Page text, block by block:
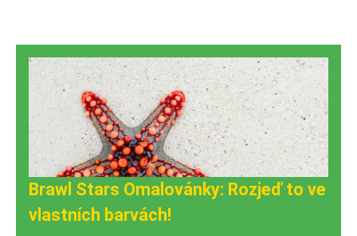
Brawl Stars Omalovánky: Rozjeď to ve
vlastních barvách!